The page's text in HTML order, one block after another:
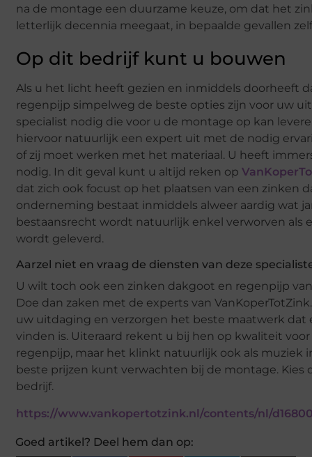
na de montage een duurzame keuze, om dat het
letterlijk decennia meegaat, in bepaalde gevallen
Op dit bedrijf kunt u bouwen
Als u het licht heeft gezien en inmiddels doorheeft
regenpijp simpelweg de beste opties zijn voor uw
specialist nodig die voor u de montage op kan
hiervoor natuurlijk een expert uit met de nodig
of zij moet werken met het materiaal. U heeft
nodig. In dit geval kunt u altijd reken op
dat zich ook focust op het plaatsen van een zinken
onderneming bestaat inmiddels alweer aardig wat
bestaansrecht wordt natuurlijk enkel verworven als
wordt geleverd.
Aarzel niet en vraag de diensten van deze
U wilt toch ook een zinken dakgoot en regenpijp
Doe dan zaken met de experts van
uw uitdaging en verzorgen het beste maatwerk dat
vinden is. Uiteraard rekent u bij hen op kwaliteit
regenpijp, maar het klinkt natuurlijk ook als muziek
beste prijzen kunt verwachten bij de montage. Kies
bedrijf.
https://www.vankopertotzink.nl/contents/nl/
Goed artikel? Deel hem dan op: